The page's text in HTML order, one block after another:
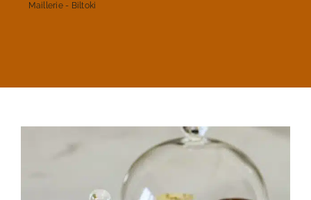
Maillerie - Biltoki